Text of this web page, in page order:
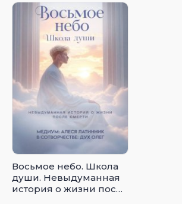
Восьмое небо. Школа
души. Невыдуманная
история о жизни после